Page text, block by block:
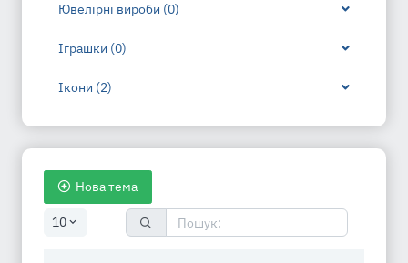
Ювелірні вироби (0)
Іграшки (0)
Ікони (2)
Нова тема
10